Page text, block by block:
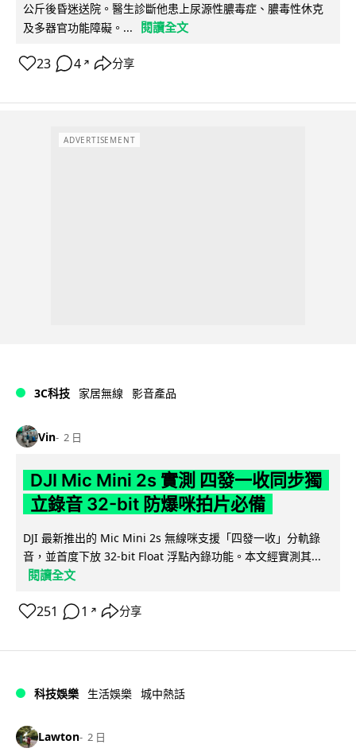
公斤後昏迷送院。醫生診斷他患上尿源性膿毒症、膿毒性休克
及多器官功能障礙。...
閱讀全文
23 4 ↗ 分享
ADVERTISEMENT
3C科技 家居無線 影音產品
Vin 2 日
DJI Mic Mini 2s 實測 四發一收同步獨
立錄音 32-bit 防爆咪拍片必備
DJI 最新推出的 Mic Mini 2s 無線咪支援「四發一收」分軌錄
音，並首度下放 32-bit Float 浮點內錄功能。本文經實測其...
閱讀全文
251 1 ↗ 分享
科技娛樂 生活娛樂 城中熱話
Lawton 2 日